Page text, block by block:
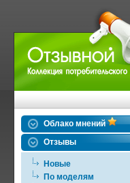
Облако мнений
Отзывы
Новые
По моделям